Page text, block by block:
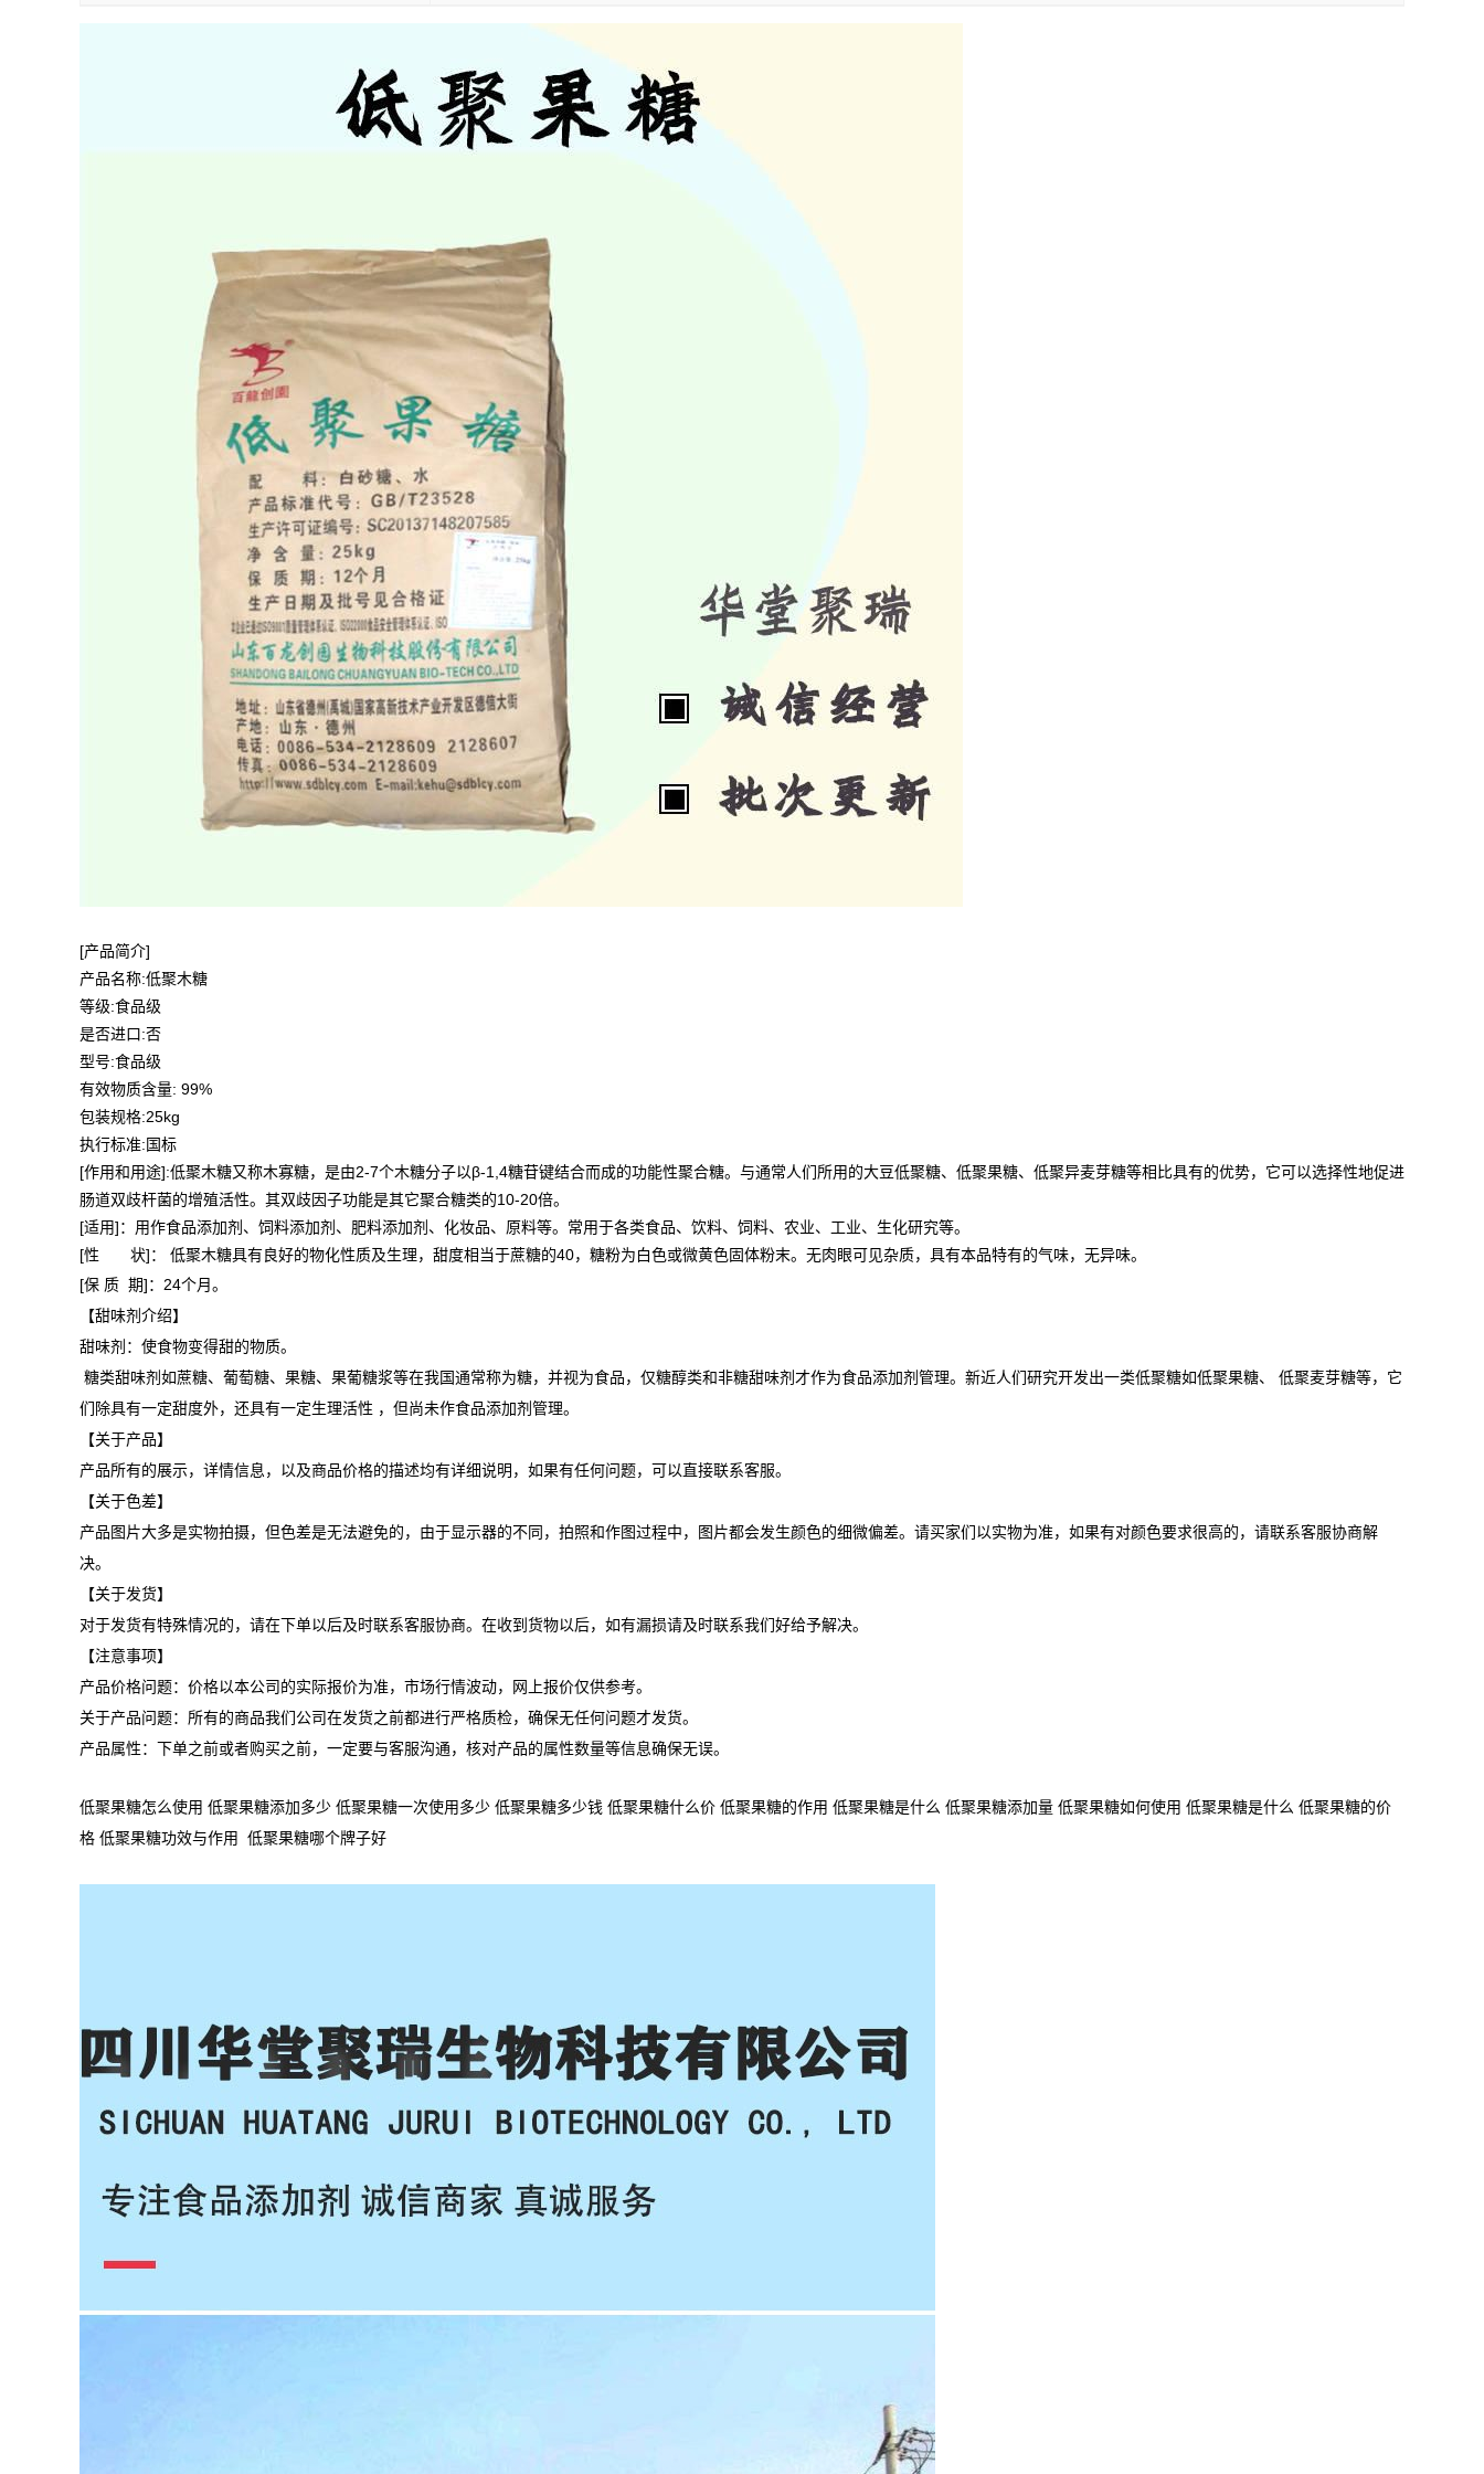
[产品简介]
产品名称:低聚木糖
等级:食品级
是否进口:否
型号:食品级
有效物质含量: 99%
包装规格:25kg
执行标准:国标
[作用和用途]:低聚木糖又称木寡糖，是由2-7个木糖分子以β-1,4糖苷键结合而成的功能性聚合糖。与通常人们所用的大豆低聚糖、低聚果糖、低聚异麦芽糖等相比具有的优势，它可以选择性地促进
肠道双歧杆菌的增殖活性。其双歧因子功能是其它聚合糖类的10-20倍。
[适用]：用作食品添加剂、饲料添加剂、肥料添加剂、化妆品、原料等。常用于各类食品、饮料、饲料、农业、工业、生化研究等。
[性 状]： 低聚木糖具有良好的物化性质及生理，甜度相当于蔗糖的40，糖粉为白色或微黄色固体粉末。无肉眼可见杂质，具有本品特有的气味，无异味。
[保 质 期]：24个月。
【甜味剂介绍】
甜味剂：使食物变得甜的物质。
糖类甜味剂如蔗糖、葡萄糖、果糖、果葡糖浆等在我国通常称为糖，并视为食品，仅糖醇类和非糖甜味剂才作为食品添加剂管理。新近人们研究开发出一类低聚糖如低聚果糖、 低聚麦芽糖等，它
们除具有一定甜度外，还具有一定生理活性 ，但尚未作食品添加剂管理。
【关于产品】
产品所有的展示，详情信息，以及商品价格的描述均有详细说明，如果有任何问题，可以直接联系客服。
【关于色差】
产品图片大多是实物拍摄，但色差是无法避免的，由于显示器的不同，拍照和作图过程中，图片都会发生颜色的细微偏差。请买家们以实物为准，如果有对颜色要求很高的，请联系客服协商解
决。
【关于发货】
对于发货有特殊情况的，请在下单以后及时联系客服协商。在收到货物以后，如有漏损请及时联系我们好给予解决。
【注意事项】
产品价格问题：价格以本公司的实际报价为准，市场行情波动，网上报价仅供参考。
关于产品问题：所有的商品我们公司在发货之前都进行严格质检，确保无任何问题才发货。
产品属性：下单之前或者购买之前，一定要与客服沟通，核对产品的属性数量等信息确保无误。
低聚果糖怎么使用 低聚果糖添加多少 低聚果糖一次使用多少 低聚果糖多少钱 低聚果糖什么价 低聚果糖的作用 低聚果糖是什么 低聚果糖添加量 低聚果糖如何使用 低聚果糖是什么 低聚果糖的价
格 低聚果糖功效与作用 低聚果糖哪个牌子好